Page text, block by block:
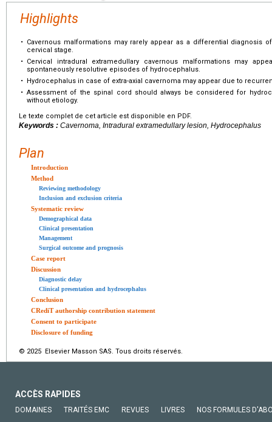
Highlights
•
Cavernous malformations may rarely appear as a differential diagnosis
cervical stage.
•
Cervical intradural extramedullary cavernous malformations may
spontaneously resolutive episodes of hydrocephalus.
•
Hydrocephalus in case of extra-axial cavernoma may appear due to
• Assessment of the spinal cord should always be considered for
without etiology.
Le texte complet de cet article est disponible en PDF.
Keywords : Cavernoma, Intradural extramedullary lesion, Hydrocephalus
Plan
Introduction
Method
Reviewing methodology
Inclusion and exclusion criteria
Systematic review
Demographical data
Clinical presentation
Management
Surgical outcome and prognosis
Case report
Discussion
Diagnostic delay
Clinical presentation and hydrocephalus
Conclusion
CRediT authorship contribution statement
Consent to participate
Disclosure of funding
© 2025 Elsevier Masson SAS. Tous droits réservés.
ACCÈS RAPIDES
DOMAINES TRAITÉS EMC REVUES LIVRES NOS FORMULES